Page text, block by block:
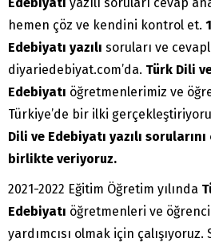
hemen çöz ve kendini kontrol et.
Edebiyatı yazılı soruları ve
diyariedebiyat.com’da. Türk Dili
Edebiyatı öğretmenlerimiz ve
Türkiye’de bir ilki
Dili ve Edebiyatı yazılı
birlikte veriyoruz.
2021-2022 Eğitim Öğretim yılında
Edebiyatı öğretmenleri ve
yardımcısı olmak için